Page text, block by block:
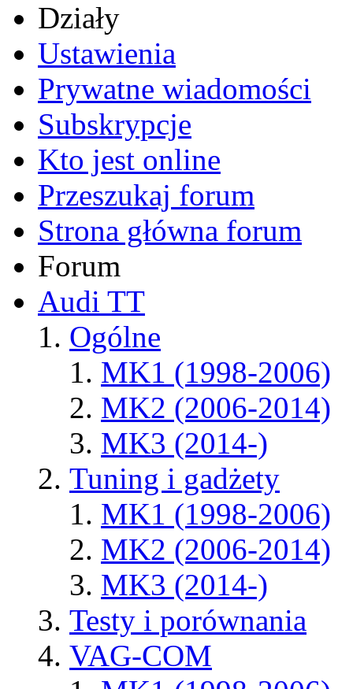
Działy
Ustawienia
Prywatne wiadomości
Subskrypcje
Kto jest online
Przeszukaj forum
Strona główna forum
Forum
Audi TT
Ogólne
MK1 (1998-2006)
MK2 (2006-2014)
MK3 (2014-)
Tuning i gadżety
MK1 (1998-2006)
MK2 (2006-2014)
MK3 (2014-)
Testy i porównania
VAG-COM